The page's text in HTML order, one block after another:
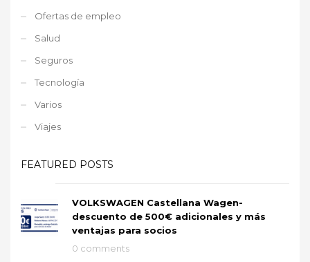
Ofertas de empleo
Salud
Seguros
Tecnología
Varios
Viajes
FEATURED POSTS
VOLKSWAGEN Castellana Wagen-
descuento de 500€ adicionales y más
ventajas para socios
0 comments